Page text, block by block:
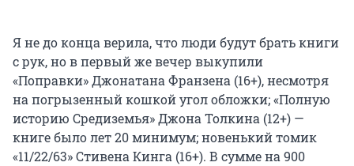
Я не до конца верила, что люди будут брать книги
с рук, но в первый же вечер выкупили
«Поправки» Джонатана Франзена (16+), несмотря
на погрызенный кошкой угол обложки; «Полную
историю Средиземья» Джона Толкина (12+) —
книге было лет 20 минимум; новенький томик
«11/22/63» Стивена Кинга (16+). В сумме на 900